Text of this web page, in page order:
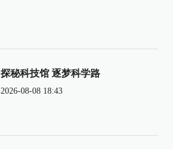
探秘科技馆 逐梦科学路
2026-08-08 18:43